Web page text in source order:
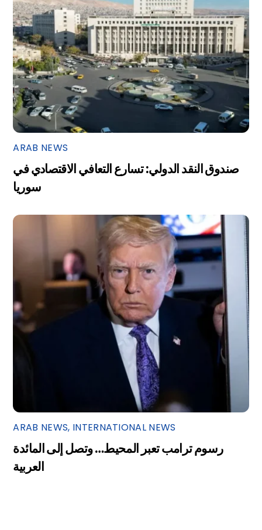
ARAB NEWS
صندوق النقد الدولي: تسارع التعافي الاقتصادي في
سوريا
ARAB NEWS, INTERNATIONAL NEWS
رسوم ترامب تعبر المحيط… وتصل إلى المائدة
العربية